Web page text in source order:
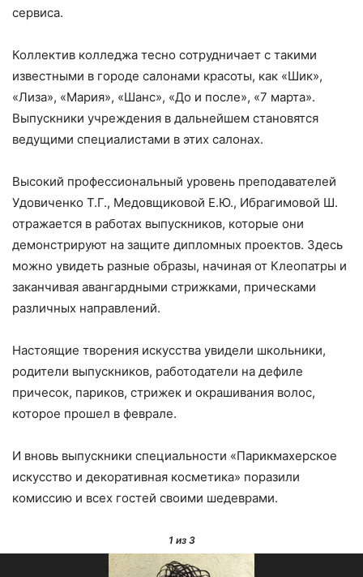
сервиса.
Коллектив колледжа тесно сотрудничает с такими
известными в городе салонами красоты, как «Шик»,
«Лиза», «Мария», «Шанс», «До и после», «7 марта».
Выпускники учреждения в дальнейшем становятся
ведущими специалистами в этих салонах.
Высокий профессиональный уровень преподавателей
Удовиченко Т.Г., Медовщиковой Е.Ю., Ибрагимовой Ш.
отражается в работах выпускников, которые они
демонстрируют на защите дипломных проектов. Здесь
можно увидеть разные образы, начиная от Клеопатры и
заканчивая авангардными стрижками, прическами
различных направлений.
Настоящие творения искусства увидели школьники,
родители выпускников, работодатели на дефиле
причесок, париков, стрижек и окрашивания волос,
которое прошел в феврале.
И вновь выпускники специальности «Парикмахерское
искусство и декоративная косметика» поразили
комиссию и всех гостей своими шедеврами.
1из 3